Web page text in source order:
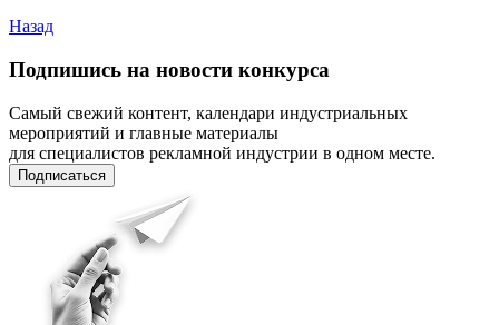
Назад
Подпишись на новости конкурса
Самый свежий контент, календари индустриальных
мероприятий и главные материалы
для специалистов рекламной индустрии в одном месте.
Подписаться